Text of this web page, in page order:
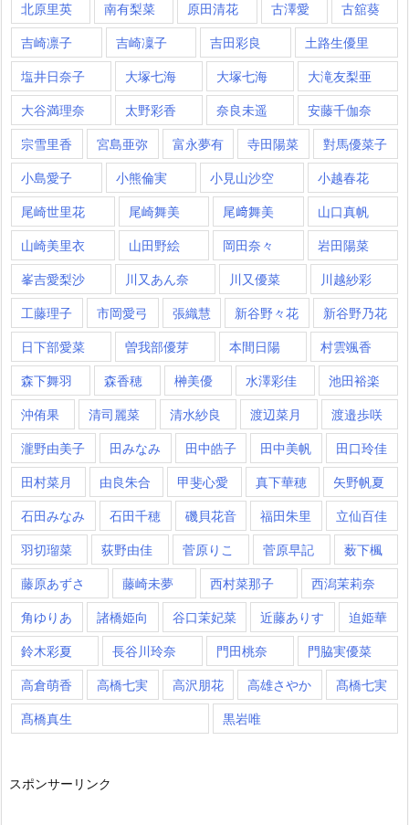
北原里英 南有梨菜 原田清花 古澤愛 古舘葵
吉崎凛子 吉崎凜子 吉田彩良 土路生優里
塩井日奈子 大塚七海 大塚七海​ 大滝友梨亜
大谷満理奈 太野彩香 奈良未遥 安藤千伽奈
宗雪里香 宮島亜弥 富永夢有 寺田陽菜 對馬優菜子
小島愛子 小熊倫実 小見山沙空 小越春花
尾崎世里花 尾崎舞美 尾﨑舞美 山口真帆
山崎美里衣 山田野絵 岡田奈々 岩田陽菜
峯吉愛梨沙 川又あん奈 川又優菜 川越紗彩
工藤理子 市岡愛弓 張織慧 新谷野々花 新谷野乃花
日下部愛菜 曽我部優芽 本間日陽 村雲颯香
森下舞羽 森香穂 榊美優 水澤彩佳 池田裕楽
沖侑果 清司麗菜 清水紗良 渡辺菜月 渡邉歩咲
瀧野由美子 田みなみ 田中皓子 田中美帆 田口玲佳
田村菜月 由良朱合 甲斐心愛 真下華穂 矢野帆夏
石田みなみ 石田千穂 磯貝花音 福田朱里 立仙百佳
羽切瑠菜 荻野由佳 菅原りこ 菅原早記 薮下楓
藤原あずさ 藤崎未夢 西村菜那子 西潟茉莉奈
角ゆりあ 諸橋姫向 谷口茉妃菜 近藤ありす 迫姫華
鈴木彩夏 長谷川玲奈 門田桃奈 門脇実優菜
高倉萌香 高橋七実 高沢朋花 高雄さやか 髙橋七実
髙橋真生 黒岩唯
スポンサーリンク